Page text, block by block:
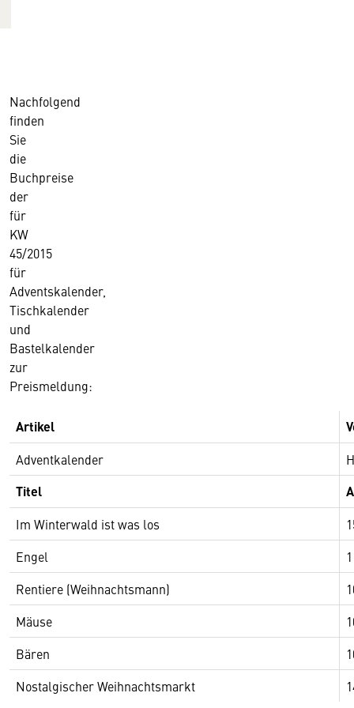
Nachfolgend
finden
Sie
die
Buchpreise
der
für
KW
45/2015
für
Adventskalender,
Tischkalender
und
Bastelkalender
zur
Preismeldung:
Artikel
Adventkalender
Titel
Im Winterwald ist was los
Engel
Rentiere (Weihnachtsmann)
Mäuse
Bären
Nostalgischer Weihnachtsmarkt